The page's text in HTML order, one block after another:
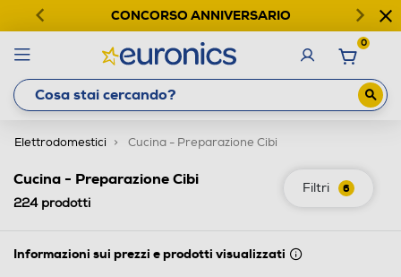
CONCORSO ANNIVERSARIO
0
Elettrodomestici Cucina - Preparazione Cibi
Filtri 6
Cucina - Preparazione Cibi
224prodotti
Informazioni sui prezzi e prodotti visualizzati